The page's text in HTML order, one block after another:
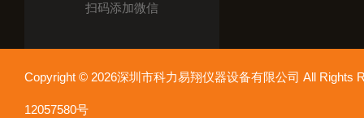
扫码添加微信
Copyright © 2026深圳市科力易翔仪器设备有限公司 All
12057580号